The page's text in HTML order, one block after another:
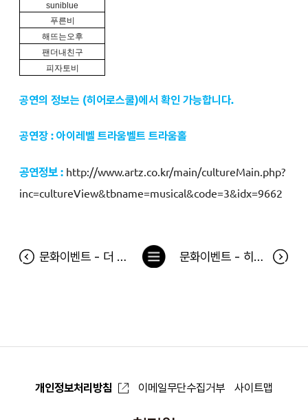
suniblue
푸른비
해뜨는오후
팬더내친구
피자토비
공연의 정보는 (히어로스쿨)에서 확인 가능합니다.
공연장 : 아이레벨 트라움벨트 트라움홀
공연정보 : http://www.artz.co.kr/main/cultureMain.php?
inc=cultureView&tbname=musical&code=3&idx=9662
문화이벤트 - 더 쉐도우 당첨자 문화이벤트 - 히어로스쿨 2월 2일 당첨자
목
개인정보처리방침 이메일무단수집거부 사이트맵